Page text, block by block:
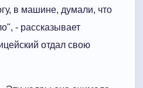
в машине, думали, что
- рассказывает
отдал свою